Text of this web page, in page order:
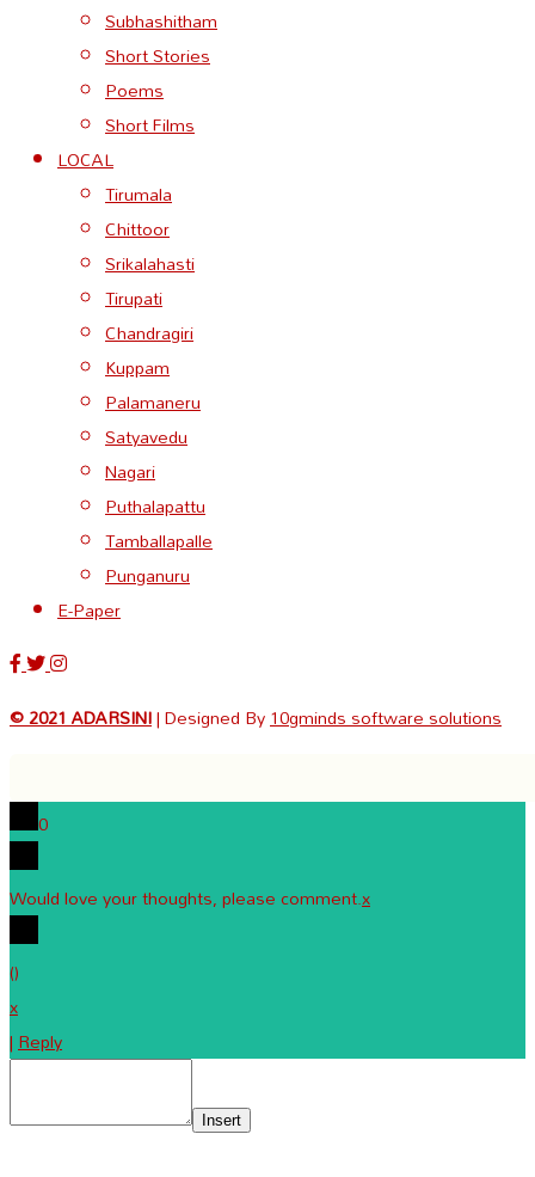
Subhashitham
Short Stories
Poems
Short Films
LOCAL
Tirumala
Chittoor
Srikalahasti
Tirupati
Chandragiri
Kuppam
Palamaneru
Satyavedu
Nagari
Puthalapattu
Tamballapalle
Punganuru
E-Paper
© 2021 ADARSINI| Designed By10gminds software solutions
0
Would love your thoughts, please comment.x
()
x
|Reply
Insert